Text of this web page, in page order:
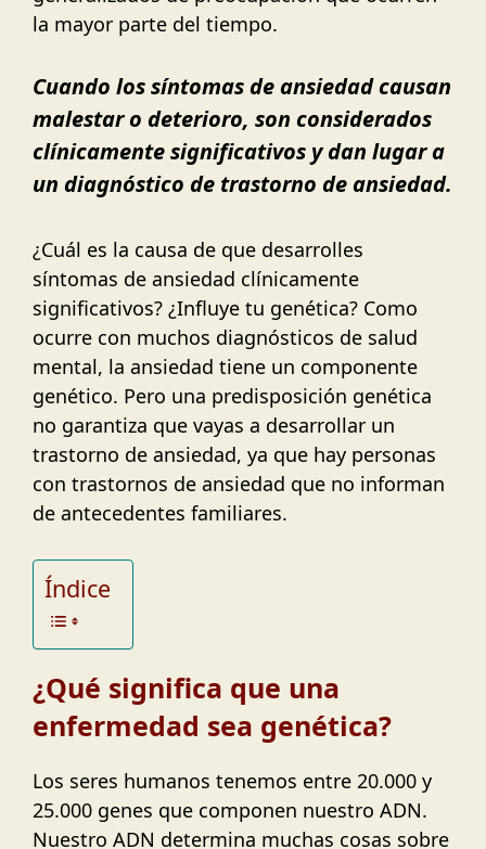
la mayor parte del tiempo.
Cuando los síntomas de ansiedad causan
malestar o deterioro, son considerados
clínicamente significativos y dan lugar a
un diagnóstico de trastorno de ansiedad.
¿Cuál es la causa de que desarrolles
síntomas de ansiedad clínicamente
significativos? ¿Influye tu genética? Como
ocurre con muchos diagnósticos de salud
mental, la ansiedad tiene un componente
genético. Pero una predisposición genética
no garantiza que vayas a desarrollar un
trastorno de ansiedad, ya que hay personas
con trastornos de ansiedad que no informan
de antecedentes familiares.
Índice
¿Qué significa que una
enfermedad sea genética?
Los seres humanos tenemos entre 20.000 y
25.000 genes que componen nuestro ADN.
Nuestro ADN determina muchas cosas sobre